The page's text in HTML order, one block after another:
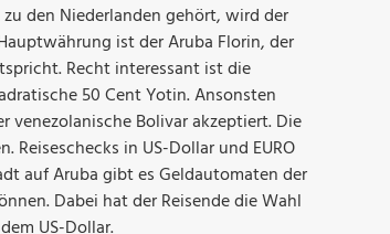
den Niederlanden gehört, wird der
ist der Aruba Florin, der
Recht interessant ist die
50 Cent Yotin. Ansonsten
venezolanische Bolivar akzeptiert. Die
in US-Dollar und EURO
auf Aruba gibt es Geldautomaten der
Dabei hat der Reisende die Wahl